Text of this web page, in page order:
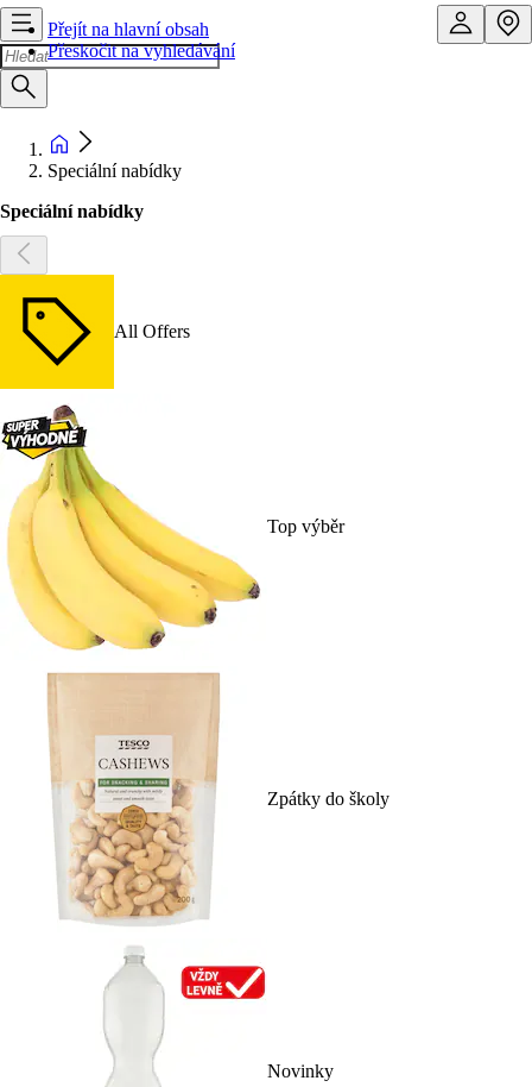
Přejít na hlavní obsah
Přeskočit na vyhledávání
Speciální nabídky
Speciální nabídky
All Offers
Top výběr
Zpátky do školy
Novinky